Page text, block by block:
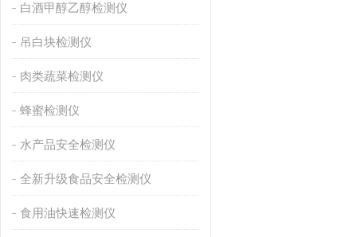
白酒甲醇乙醇检测仪
吊白块检测仪
肉类蔬菜检测仪
蜂蜜检测仪
水产品安全检测仪
全新升级食品安全检测仪
食用油快速检测仪